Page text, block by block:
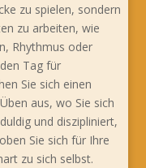
zu spielen, sondern
zu arbeiten, wie
Rhythmus oder
Tag für
Sie sich einen
aus, wo Sie sich
und diszipliniert,
Sie sich für Ihre
zu sich selbst.